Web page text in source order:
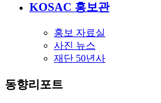
KOSAC 홍보관
홍보 자료실
사진 뉴스
재단 50년사
동향리포트